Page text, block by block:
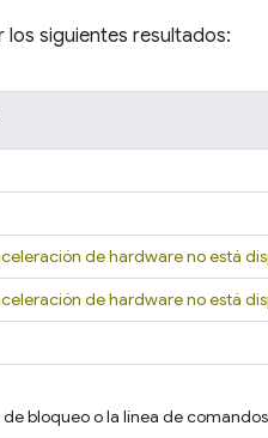
los siguientes resultados:
de hardware no está
de hardware no está
bloqueo o la línea de